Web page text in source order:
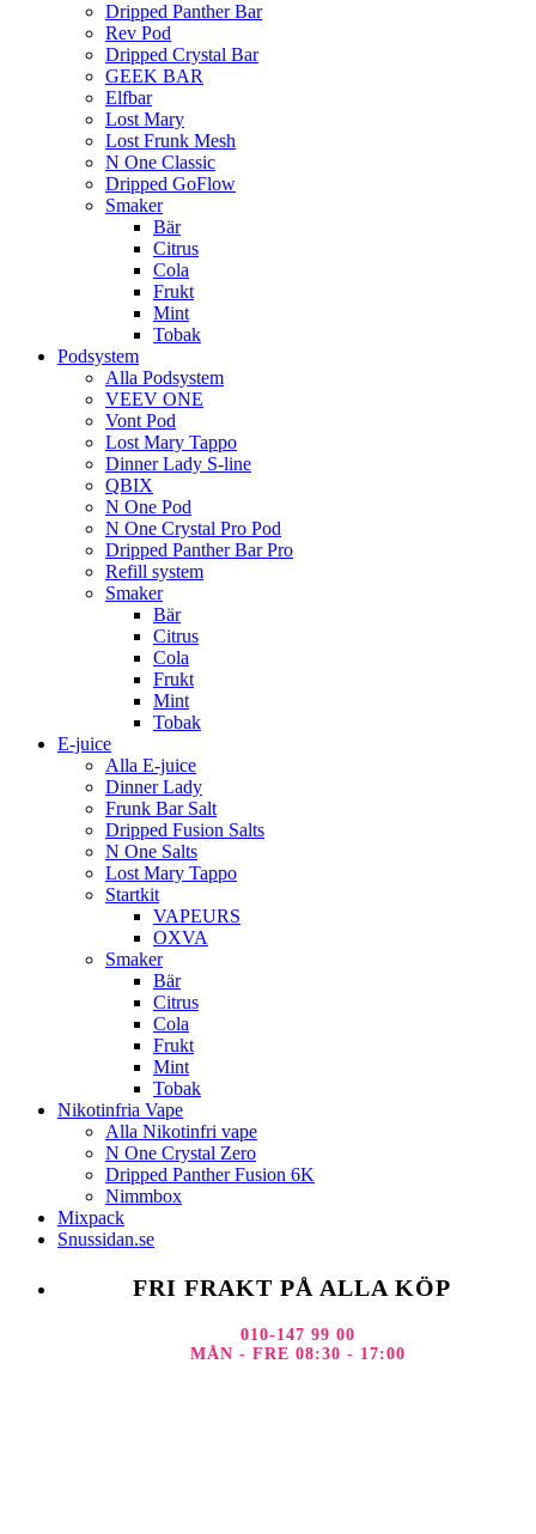
Dripped Panther Bar
Rev Pod
Dripped Crystal Bar
GEEK BAR
Elfbar
Lost Mary
Lost Frunk Mesh
N One Classic
Dripped GoFlow
Smaker
Bär
Citrus
Cola
Frukt
Mint
Tobak
Podsystem
Alla Podsystem
VEEV ONE
Vont Pod
Lost Mary Tappo
Dinner Lady S-line
QBIX
N One Pod
N One Crystal Pro Pod
Dripped Panther Bar Pro
Refill system
Smaker
Bär
Citrus
Cola
Frukt
Mint
Tobak
E-juice
Alla E-juice
Dinner Lady
Frunk Bar Salt
Dripped Fusion Salts
N One Salts
Lost Mary Tappo
Startkit
VAPEURS
OXVA
Smaker
Bär
Citrus
Cola
Frukt
Mint
Tobak
Nikotinfria Vape
Alla Nikotinfri vape
N One Crystal Zero
Dripped Panther Fusion 6K
Nimmbox
Mixpack
Snussidan.se
FRI FRAKT PÅ ALLA KÖP
010-147 99 00
MÅN - FRE 08:30 - 17:00